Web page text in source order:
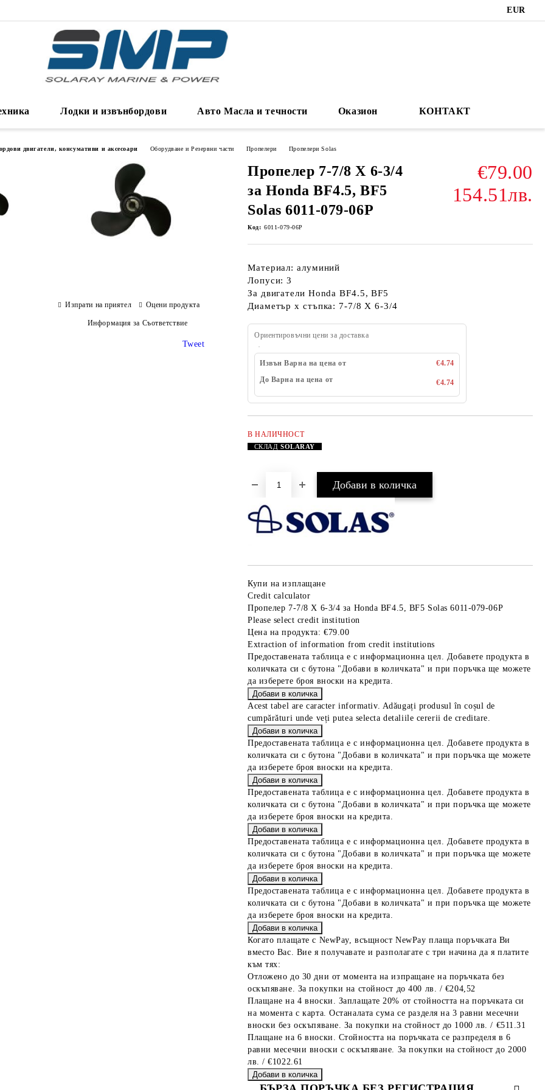
EUR
Лодки и извънбордови Авто Масла и течности Оказион КОНТАКТ
двигатели, консумативи и аксесоари Оборудване и Резервни части Пропелери Пропелери Solas
Пропелер 7-7/8 X 6-3/4
за Honda BF4.5, BF5
Solas 6011-079-06P
€79.00
154.51лв.
Код: 6011-079-06P
Материал: алуминий
Лопуси: 3
За двигатели Honda BF4.5, BF5
Диаметър х стъпка: 7-7/8 X 6-3/4
Ориентировъчни цени за доставка
Извън Варна на цена от
€4.74
До Варна на цена от
€4.74
В НАЛИЧНОСТ
СКЛАДSOLARAY
Купи на изплащане
Credit calculator
Пропелер 7-7/8 X 6-3/4 за Honda BF4.5, BF5 Solas 6011-079-06P
Please select credit institution
Цена на продукта: €79.00
Extraction of information from credit institutions
Предоставената таблица е с информационна цел. Добавете продукта в
количката си с бутона "Добави в количката" и при поръчка ще можете
да изберете броя вноски на кредита.
Acest tabel are caracter informativ. Adăugați produsul în coșul de
cumpărături unde veți putea selecta detaliile cererii de creditare.
Предоставената таблица е с информационна цел. Добавете продукта в
количката си с бутона "Добави в количката" и при поръчка ще можете
да изберете броя вноски на кредита.
Предоставената таблица е с информационна цел. Добавете продукта в
количката си с бутона "Добави в количката" и при поръчка ще можете
да изберете броя вноски на кредита.
Предоставената таблица е с информационна цел. Добавете продукта в
количката си с бутона "Добави в количката" и при поръчка ще можете
да изберете броя вноски на кредита.
Предоставената таблица е с информационна цел. Добавете продукта в
количката си с бутона "Добави в количката" и при поръчка ще можете
да изберете броя вноски на кредита.
Когато плащате с NewPay, всъщност NewPay плаща поръчката Ви
вместо Вас. Вие я получавате и разполагате с три начина да я платите
към тях:
Отложено до 30 дни от момента на изпращане на поръчката без
оскъпяване. За покупки на стойност до 400 лв. / €204,52
Плащане на 4 вноски. Заплащате 20% от стойността на поръчката си
на момента с карта. Останалата сума се разделя на 3 равни месечни
вноски без оскъпяване. За покупки на стойност до 1000 лв. / €511.31
Плащане на 6 вноски. Стойността на поръчката се разпределя в 6
равни месечни вноски с оскъпяване. За покупки на стойност до 2000
лв. / €1022.61
Изпрати на приятел Оцени продукта
Информация за Съответствие
Tweet